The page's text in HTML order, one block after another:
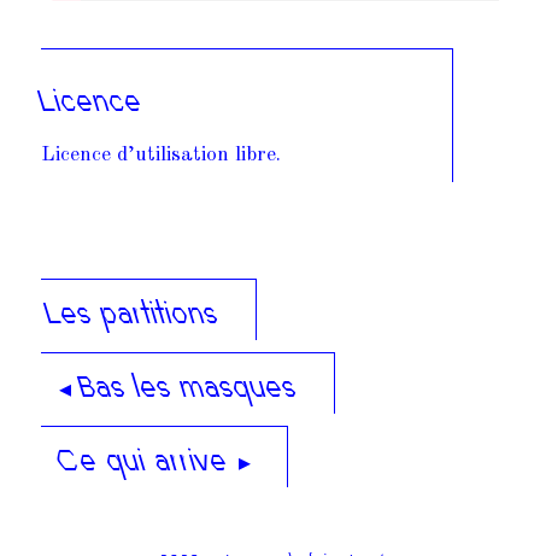
Licence
Licence d’utilisation libre.
Les partitions
◂ Bas les masques
Ce qui arrive ▸